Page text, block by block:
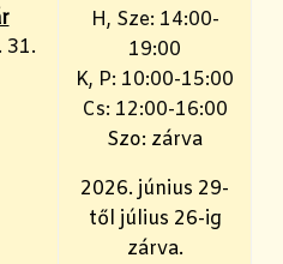
31.
H, Sze: 14:00-
19:00
K, P: 10:00-15:00
Cs: 12:00-16:00
Szo: zárva
2026. június 29-
től július 26-ig
zárva.